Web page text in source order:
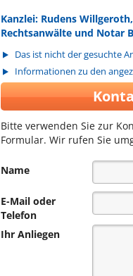
Kanzlei: Rudens
Rechtsanwälte und Notar
Das ist nicht der gesuchte
Informationen zu den
Bitte verwenden Sie zur
Formular. Wir rufen Sie
Name
E-Mail oder
Telefon
Ihr Anliegen